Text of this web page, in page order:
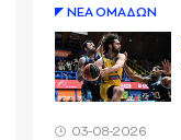
ΝΕA ΟΜAΔΩΝ
03-08-2026